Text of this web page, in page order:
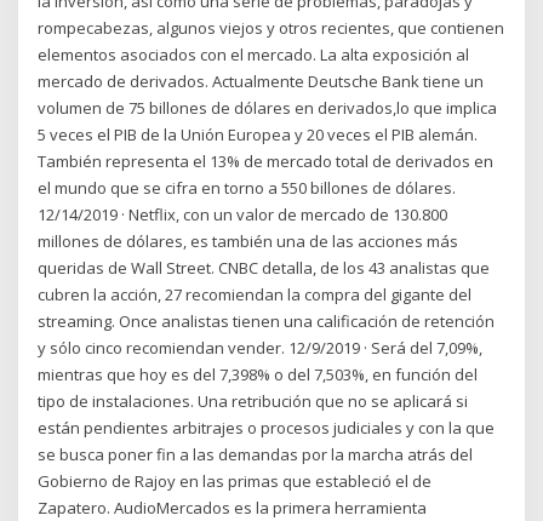
rompecabezas, algunos viejos y otros recientes, que contienen
elementos asociados con el mercado. La alta exposición al
mercado de derivados. Actualmente Deutsche Bank tiene un
volumen de 75 billones de dólares en derivados,lo que implica
5 veces el PIB de la Unión Europea y 20 veces el PIB alemán.
También representa el 13% de mercado total de derivados en
el mundo que se cifra en torno a 550 billones de dólares.
12/14/2019 · Netflix, con un valor de mercado de 130.800
millones de dólares, es también una de las acciones más
queridas de Wall Street. CNBC detalla, de los 43 analistas que
cubren la acción, 27 recomiendan la compra del gigante del
streaming. Once analistas tienen una calificación de retención
y sólo cinco recomiendan vender. 12/9/2019 · Será del 7,09%,
mientras que hoy es del 7,398% o del 7,503%, en función del
tipo de instalaciones. Una retribución que no se aplicará si
están pendientes arbitrajes o procesos judiciales y con la que
se busca poner fin a las demandas por la marcha atrás del
Gobierno de Rajoy en las primas que estableció el de
Zapatero. AudioMercados es la primera herramienta